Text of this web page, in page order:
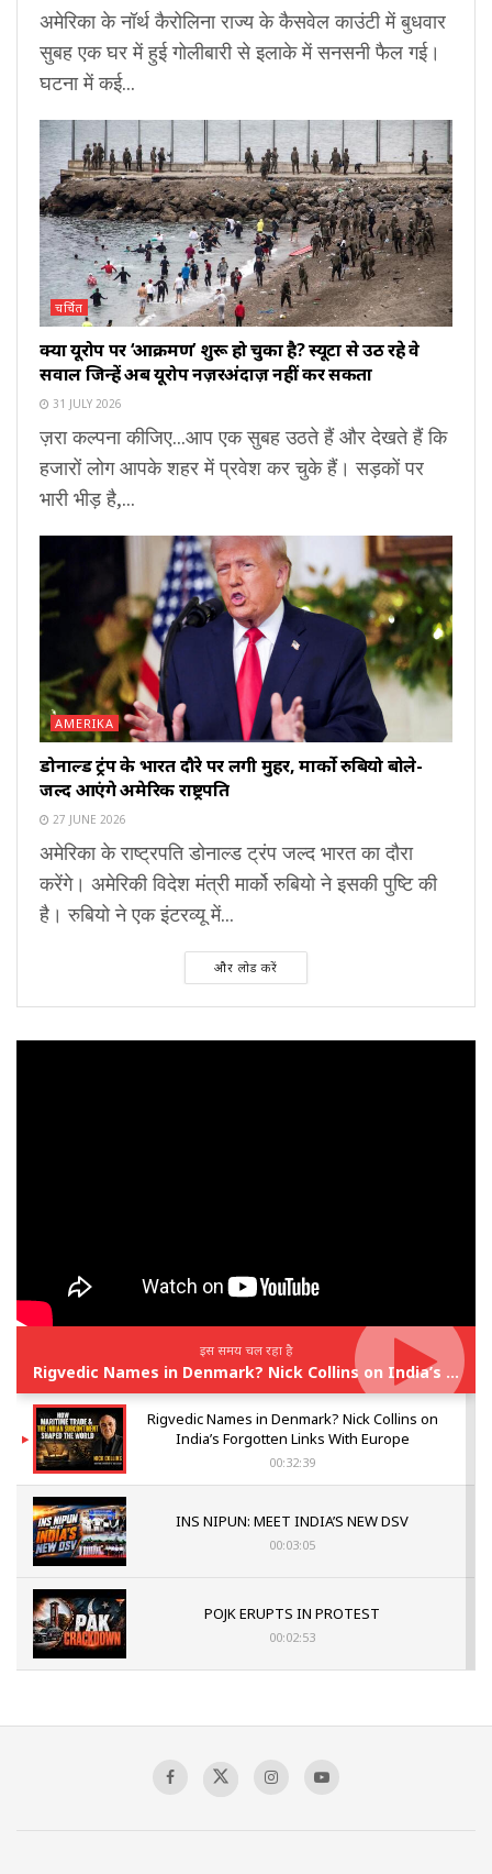
अमेरिका के नॉर्थ कैरोलिना राज्य के कैसवेल काउंटी में बुधवार
सुबह एक घर में हुई गोलीबारी से इलाके में सनसनी फैल गई।
घटना में कई...
चर्चित
क्या यूरोप पर ‘आक्रमण’ शुरू हो चुका है? स्यूटा से उठ रहे वे
सवाल जिन्हें अब यूरोप नज़रअंदाज़ नहीं कर सकता
31 JULY 2026
ज़रा कल्पना कीजिए...आप एक सुबह उठते हैं और देखते हैं कि
हजारों लोग आपके शहर में प्रवेश कर चुके हैं। सड़कों पर
भारी भीड़ है,...
AMERIKA
डोनाल्ड ट्रंप के भारत दौरे पर लगी मुहर, मार्को रुबियो बोले-
जल्द आएंगे अमेरिकी राष्ट्रपति
27 JUNE 2026
अमेरिका के राष्ट्रपति डोनाल्ड ट्रंप जल्द भारत का दौरा
करेंगे। अमेरिकी विदेश मंत्री मार्को रुबियो ने इसकी पुष्टि की
है। रुबियो ने एक इंटरव्यू में...
और लोड करें
इस समय चल रहा है
Rigvedic Names in Denmark? Nick Collins on India’s Forgotten Links With Europe
Rigvedic Names in Denmark? Nick Collins on
India’s Forgotten Links With Europe
00:32:39
INS NIPUN: MEET INDIA’S NEW DSV
00:03:05
POJK ERUPTS IN PROTEST
00:02:53
Sagar